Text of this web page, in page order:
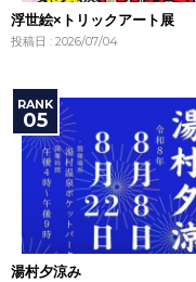
浮世絵×トリックアート展
投稿日 : 2026/07/04
湯村夕涼み